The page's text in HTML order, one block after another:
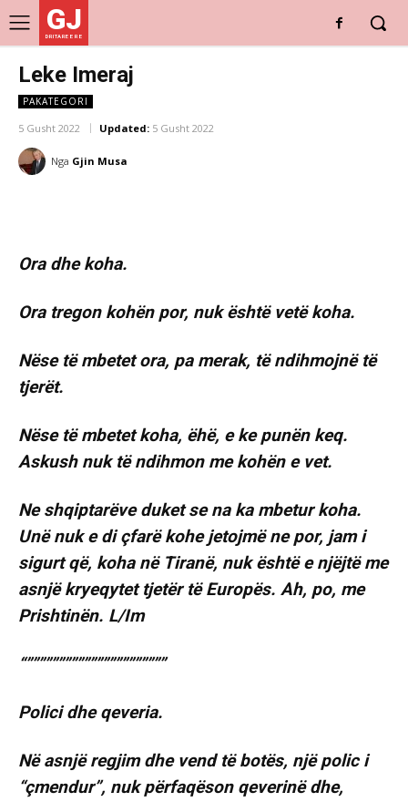
GJ
DRITARE E RE
Leke Imeraj
PAKATEGORI
5 Gusht 2022 Updated: 5 Gusht 2022
Nga Gjin Musa
Ora dhe koha.
Ora tregon kohën por, nuk është vetë koha.
Nëse të mbetet ora, pa merak, të ndihmojnë të
tjerët.
Nëse të mbetet koha, ëhë, e ke punën keq.
Askush nuk të ndihmon me kohën e vet.
Ne shqiptarëve duket se na ka mbetur koha.
Unë nuk e di çfarë kohe jetojmë ne por, jam i
sigurt që, koha në Tiranë, nuk është e njëjtë me
asnjë kryeqytet tjetër të Europës. Ah, po, me
Prishtinën. L/Im
“””””””””””””””””””””””
Polici dhe qeveria.
Në asnjë regjim dhe vend të botës, një polic i
“çmendur”, nuk përfaqëson qeverinë dhe,